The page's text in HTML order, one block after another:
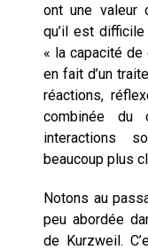
ont une valeur
qu’il est
« la capacité de
en fait d’un
réactions,
combinée du
interactions
beaucoup plus
Notons au
peu abordée
de Kurzweil.